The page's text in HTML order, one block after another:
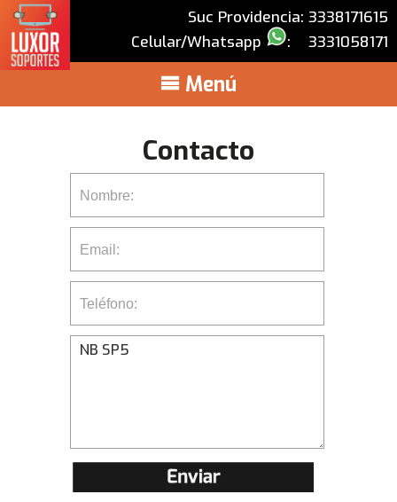
Suc Providencia: 3338171615
Celular/Whatsapp
: 3331058171
Menú
Contacto